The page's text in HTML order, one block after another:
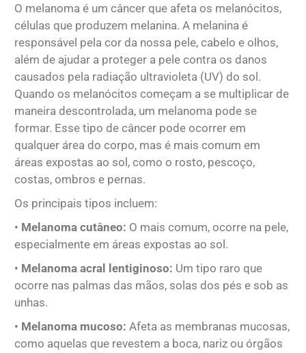
O melanoma é um câncer que afeta os melanócitos,
células que produzem melanina. A melanina é
responsável pela cor da nossa pele, cabelo e olhos,
além de ajudar a proteger a pele contra os danos
causados pela radiação ultravioleta (UV) do sol.
Quando os melanócitos começam a se multiplicar de
maneira descontrolada, um melanoma pode se
formar. Esse tipo de câncer pode ocorrer em
qualquer área do corpo, mas é mais comum em
áreas expostas ao sol, como o rosto, pescoço,
costas, ombros e pernas.
Os principais tipos incluem:
• Melanoma cutâneo: O mais comum, ocorre na pele,
especialmente em áreas expostas ao sol.
• Melanoma acral lentiginoso: Um tipo raro que
ocorre nas palmas das mãos, solas dos pés e sob as
unhas.
• Melanoma mucoso: Afeta as membranas mucosas,
como aquelas que revestem a boca, nariz ou órgãos